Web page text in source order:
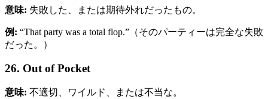
意味: 失敗した、または期待外れだったもの。
例: “That party was a total flop.”（そのパーティーは完全な失敗
だった。）
26. Out of Pocket
意味: 不適切、ワイルド、または不当な。